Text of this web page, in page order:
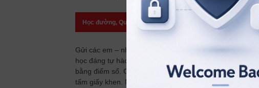
Học đường, Quan điểm 23/07/2026
Gửi các em – những học trò đã viết nên một năm
học đáng tự hào! Có những thành tích được ghi
bằng điểm số. Có những thành tích được ghi bằng
tấm giấy khen. Nhưng có một thành tích còn quý